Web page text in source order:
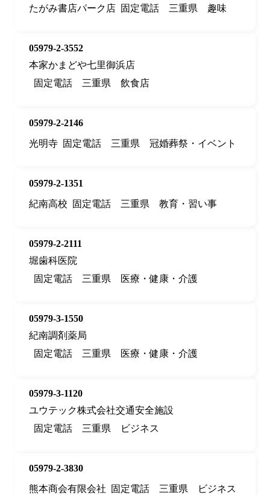
たがみ書店パーク店 固定電話 三重県 趣味
05979-2-3552
本家かまどや七里御浜店
固定電話
三重県 飲食店
05979-2-2146
光明寺 固定電話 三重県 冠婚葬祭・イベント
05979-2-1351
紀南高校
固定電話 三重県 教育・習い事
05979-2-2111
堀歯科医院
固定電話
三重県 医療・健康・介護
05979-3-1550
紀南調剤薬局
固定電話
三重県 医療・健康・介護
05979-3-1120
ユウテック株式会社交通安全施設
固定電話
三重県 ビジネス
05979-2-3830
熊本商会有限会社
固定電話 三重県 ビジネス